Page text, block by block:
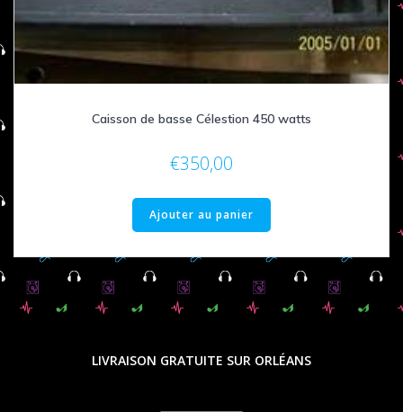
Caisson de basse Célestion 450 watts
€350,00
Ajouter au panier
LIVRAISON GRATUITE SUR ORLÉANS